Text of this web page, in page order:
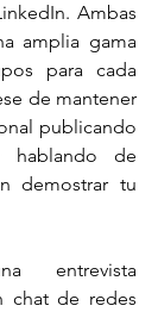
Ambas
amplia gama
para cada
de mantener
publicando
hablando de
demostrar tu
entrevista
chat de redes